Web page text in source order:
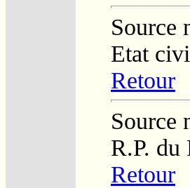
Source
Etat
Retour
Source
R.P. du
Retour